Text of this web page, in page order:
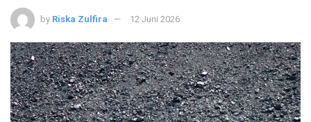
by Riska Zulfira 12 Juni 2026